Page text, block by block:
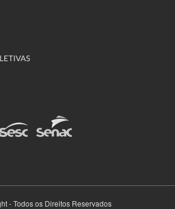
- Todos os Direitos Reservados